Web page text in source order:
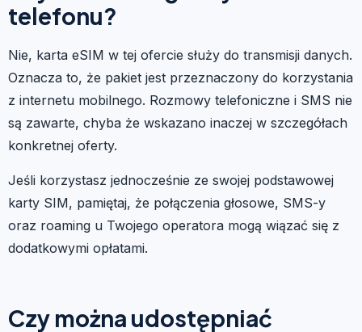
telefonu?
Nie, karta eSIM w tej ofercie służy do transmisji danych.
Oznacza to, że pakiet jest przeznaczony do korzystania
z internetu mobilnego. Rozmowy telefoniczne i SMS nie
są zawarte, chyba że wskazano inaczej w szczegółach
konkretnej oferty.
Jeśli korzystasz jednocześnie ze swojej podstawowej
karty SIM, pamiętaj, że połączenia głosowe, SMS-y
oraz roaming u Twojego operatora mogą wiązać się z
dodatkowymi opłatami.
Czy można udostępniać